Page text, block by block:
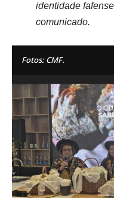
identidade
comunicado.
Fotos: CMF.